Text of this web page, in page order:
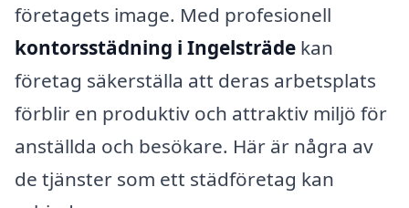
företagets image. Med profesionell
kontorsstädning i Ingelsträde kan
företag säkerställa att deras arbetsplats
förblir en produktiv och attraktiv miljö för
anställda och besökare. Här är några av
de tjänster som ett städföretag kan